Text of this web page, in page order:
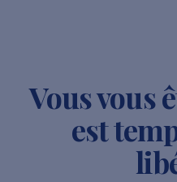
Vous vous
est